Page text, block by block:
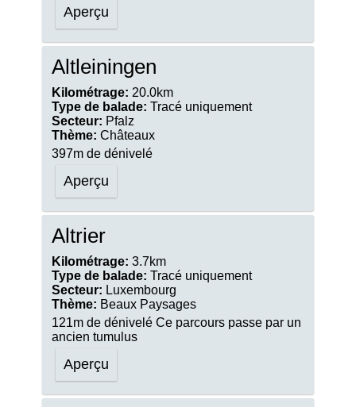
Aperçu
Altleiningen
Kilométrage: 20.0km
Type de balade: Tracé uniquement
Secteur: Pfalz
Thème: Châteaux
397m de dénivelé
Aperçu
Altrier
Kilométrage: 3.7km
Type de balade: Tracé uniquement
Secteur: Luxembourg
Thème: Beaux Paysages
121m de dénivelé Ce parcours passe par un
ancien tumulus
Aperçu